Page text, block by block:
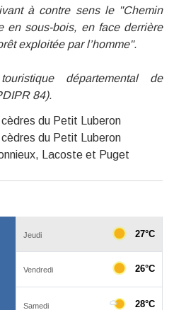
à contre sens le "Chemin
en sous-bois, en face derrière
exploitée par l’homme".
départemental de
84).
du Petit Luberon
du Petit Luberon
Lacoste et Puget